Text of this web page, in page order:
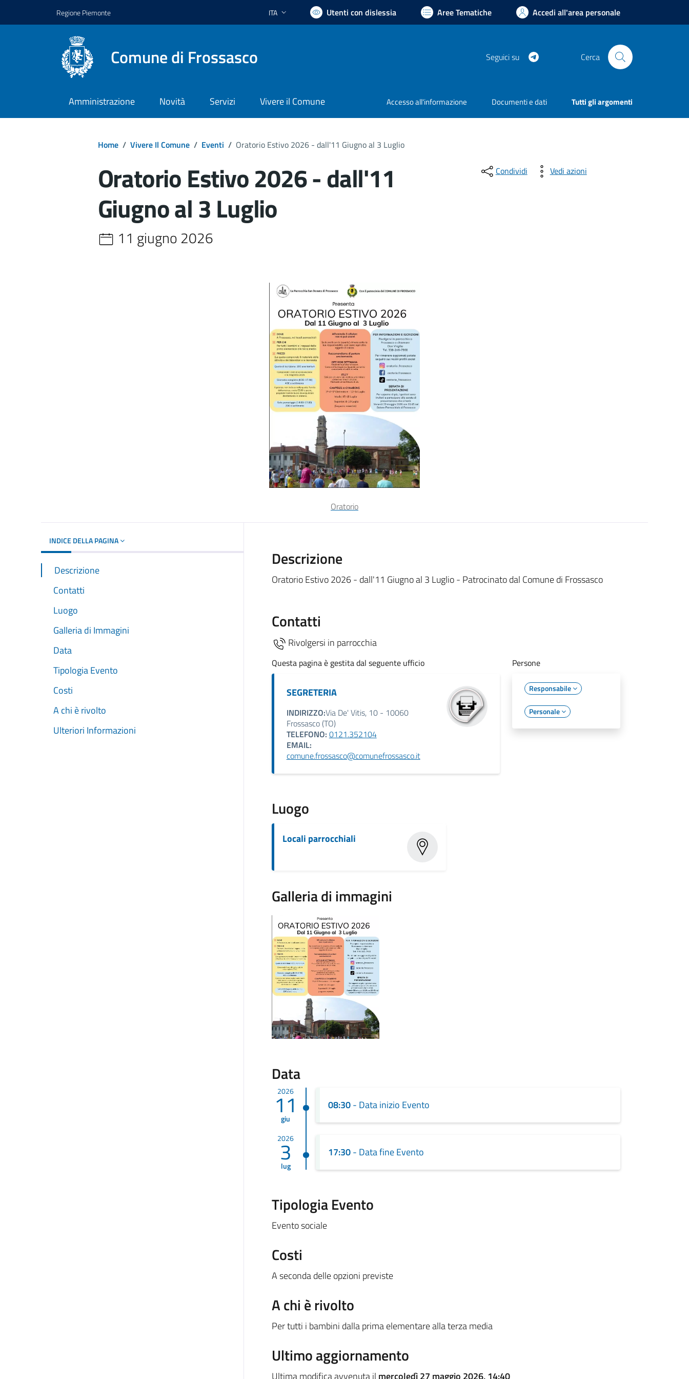
Regione Piemonte Lingua attiva:
ITA Utenti con dislessia Aree Tematiche Accedi all'area personale
Comune di Frossasco Seguici su Cerca
Amministrazione Novità Servizi Vivere il Comune Accesso all'informazione Documenti e dati Tutti gli argomenti
Home / Vivere Il Comune / Eventi / Oratorio Estivo 2026 - dall'11 Giugno al 3 Luglio
Oratorio Estivo 2026 - dall'11
Giugno al 3 Luglio
11 giugno 2026
Condividi Vedi azioni
Oratorio
INDICE DELLA PAGINA
Descrizione
Contatti
Luogo
Galleria di Immagini
Data
Tipologia Evento
Costi
A chi è rivolto
Ulteriori Informazioni
Descrizione
Oratorio Estivo 2026 - dall'11 Giugno al 3 Luglio - Patrocinato dal Comune di Frossasco
Contatti
Rivolgersi in parrocchia
Questa pagina è gestita dal seguente ufficio
SEGRETERIA
INDIRIZZO:Via De' Vitis, 10 - 10060
Frossasco (TO)
TELEFONO: 0121.352104
EMAIL:
comune.frossasco@comunefrossasco.it
Persone
Responsabile
Personale
Luogo
Locali parrocchiali
Galleria di immagini
Data
2026
11
giu
08:30- Data inizio Evento
2026
3
lug
17:30- Data fine Evento
Tipologia Evento
Evento sociale
Costi
A seconda delle opzioni previste
A chi è rivolto
Per tutti i bambini dalla prima elementare alla terza media
Ultimo aggiornamento
Ultima modifica avvenuta il mercoledì 27 maggio 2026, 14:40